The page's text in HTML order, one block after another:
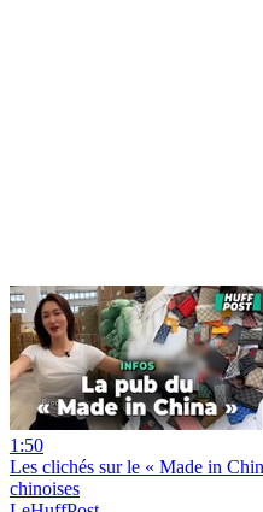
1:50
Les clichés sur le « Made in
chinoises